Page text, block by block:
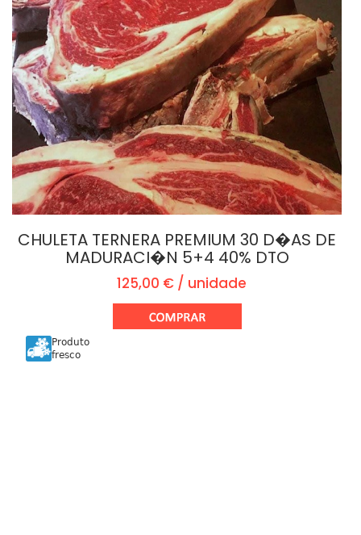
CHULETA TERNERA PREMIUM 30 D�AS DE
MADURACI�N 5+4 40% DTO
125,00 € / unidade
Produto
fresco